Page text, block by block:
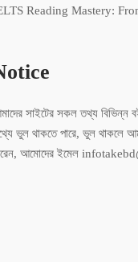
Reading Mastery:
সাইটের সকল তথ্য বিভিন্ন
ভুল থাকতে পারে, ভুল থাকলে
আমোদের ইমেল